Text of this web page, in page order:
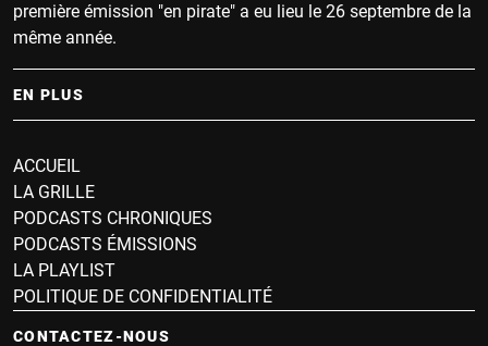
première émission "en pirate" a eu lieu le 26 septembre de la
même année.
EN PLUS
ACCUEIL
LA GRILLE
PODCASTS CHRONIQUES
PODCASTS ÉMISSIONS
LA PLAYLIST
POLITIQUE DE CONFIDENTIALITÉ
CONTACTEZ-NOUS